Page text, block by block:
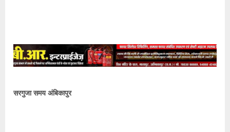
सरगुजा समय अंबिकापुर